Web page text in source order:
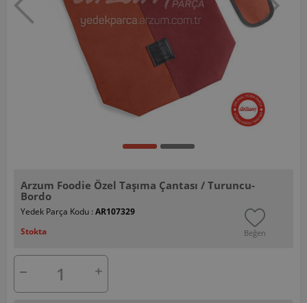
Arzum Foodie Özel Taşıma Çantası / Turuncu-
Bordo
Yedek Parça Kodu : AR107329
Stokta
Beğen